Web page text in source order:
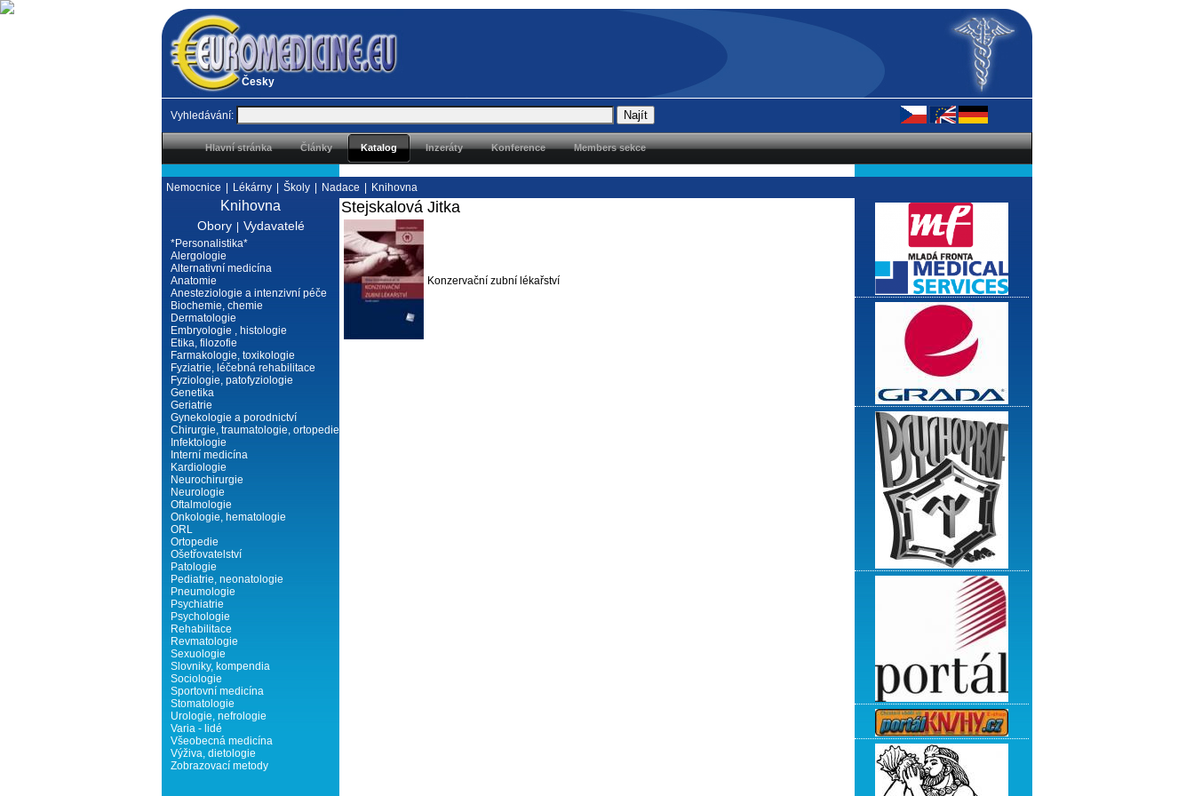
Česky
Vyhledávání:
Hlavní stránka Články Katalog Inzeráty Konference Members sekce
Nemocnice Lékárny Školy Nadace Knihovna
Knihovna
Obory Vydavatelé
*Personalistika*
Alergologie
Alternativní medicína
Anatomie
Anesteziologie a intenzivní péče
Biochemie, chemie
Dermatologie
Embryologie , histologie
Etika, filozofie
Farmakologie, toxikologie
Fyziatrie, léčebná rehabilitace
Fyziologie, patofyziologie
Genetika
Geriatrie
Gynekologie a porodnictví
Chirurgie, traumatologie, ortopedie
Infektologie
Interní medicína
Kardiologie
Neurochirurgie
Neurologie
Oftalmologie
Onkologie, hematologie
ORL
Ortopedie
Ošetřovatelství
Patologie
Pediatrie, neonatologie
Pneumologie
Psychiatrie
Psychologie
Rehabilitace
Revmatologie
Sexuologie
Slovniky, kompendia
Sociologie
Sportovní medicína
Stomatologie
Urologie, nefrologie
Varia - lidé
Všeobecná medicína
Výživa, dietologie
Zobrazovací metody
Stejskalová Jitka
Konzervační zubní lékařství